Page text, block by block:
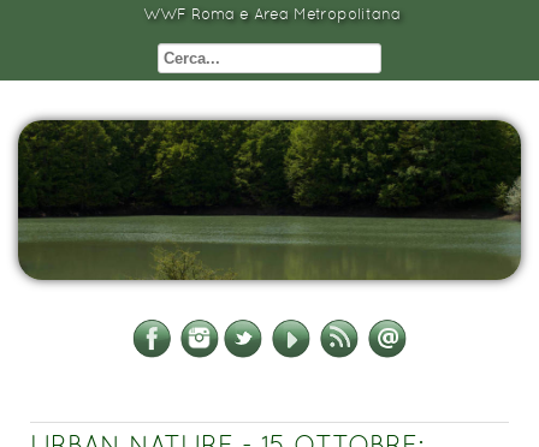
WWF Roma e Area Metropolitana